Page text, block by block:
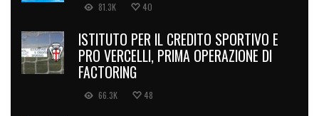
81.3K 40
ISTITUTO PER IL CREDITO SPORTIVO E
PRO VERCELLI, PRIMA OPERAZIONE DI
FACTORING
66.3K 48